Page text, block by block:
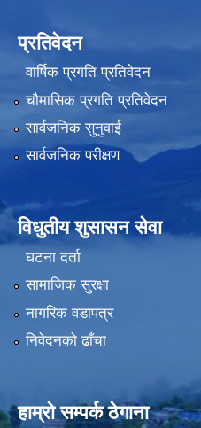
प्रतिवेदन
वार्षिक प्रगति प्रतिवेदन
चौमासिक प्रगति प्रतिवेदन
सार्वजनिक सुनुवाई
सार्वजनिक परीक्षण
विधुतीय शुसासन सेवा
घटना दर्ता
सामाजिक सुरक्षा
नागरिक वडापत्र
निवेदनको ढाँचा
हाम्रो सम्पर्क ठेगाना